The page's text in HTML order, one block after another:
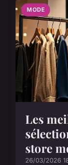
MODE
Les
store
26/03/2026